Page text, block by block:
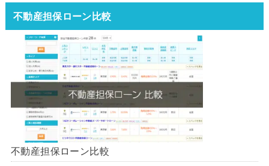
不動産担保ローン比較
不動産担保ローン比較